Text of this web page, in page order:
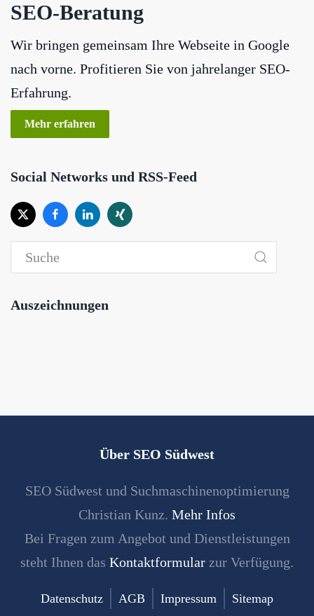
SEO-Beratung
Wir bringen gemeinsam Ihre Webseite in Google
nach vorne. Profitieren Sie von jahrelanger SEO-
Erfahrung.
Mehr erfahren
Social Networks und RSS-Feed
Auszeichnungen
Über SEO Südwest
SEO Südwest und Suchmaschinenoptimierung
Christian Kunz. Mehr Infos
Bei Fragen zum Angebot und Dienstleistungen
steht Ihnen das Kontaktformular zur Verfügung.
Datenschutz AGB Impressum Sitemap